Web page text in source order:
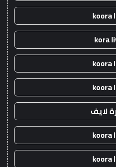
koora
kora
koora
koora
لايف
koora
koora